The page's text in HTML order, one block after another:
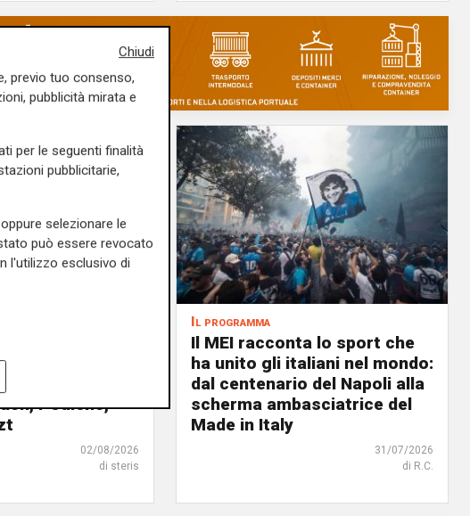
Ducale il
Yudin: un
Poulenc,
02/08/2026
di steris
Il programma
Il MEI racconta lo sport che
ha unito gli italiani nel mondo:
dal centenario del Napoli alla
scherma ambasciatrice del
Made in Italy
31/07/2026
di R.C.
Chiudi
previo tuo consenso,
pubblicità mirata e
per le seguenti finalità
pubblicitarie,
selezionare le
può essere revocato
l'utilizzo esclusivo di